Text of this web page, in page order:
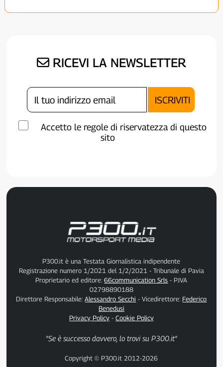
RICEVI LA NEWSLETTER
Accetto le regole di riservatezza di questo
sito
P300.it è una Testata Giornalistica indipendente
Registrazione numero 1/2021 del 1/2/2021 - Tribunale di Pavia
Proprietario ed editore:66communication Srls - P.IVA
02798890188
Direttore Responsabile:Alessandro Secchi - Vicedirettore: Federico
Benedusi
Privacy Policy- Cookie Policy
"Se è successo davvero, lo trovi su P300.it"
Copyright © P300.it 2012-2026